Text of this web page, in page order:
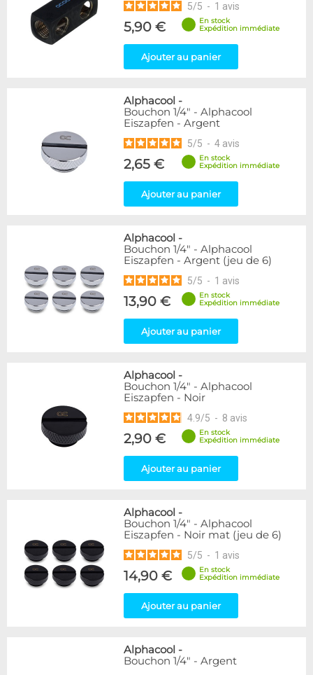
Couleur
Noir/Nickel
28
39
1
Coudé 90°
94
Droit
280
Raccord en Y
24
61
120
Mâle / Mâle
Filetage
153
1
4
12
Carré
4
Coudé 30°
Passe cloison
Raccord autobloquant
1
5
Disponibilité / Promotions
Articles en promotions
Appliquer
5/5 - 1 avis
5,90 €
En stock
Expédition immédiate
Ajouter au panier
Alphacool -
Bouchon 1/4" - Alphacool
Eiszapfen - Argent
5/5 - 4 avis
2,65 €
En stock
Expédition immédiate
Ajouter au panier
Alphacool -
Bouchon 1/4" - Alphacool
Eiszapfen - Argent (jeu de 6)
5/5 - 1 avis
13,90 €
En stock
Expédition immédiate
Ajouter au panier
Alphacool -
Bouchon 1/4" - Alphacool
Eiszapfen - Noir
4.9/5 - 8 avis
2,90 €
En stock
Expédition immédiate
Ajouter au panier
Alphacool -
Bouchon 1/4" - Alphacool
Eiszapfen - Noir mat (jeu de 6)
5/5 - 1 avis
14,90 €
En stock
Expédition immédiate
Ajouter au panier
Alphacool -
Bouchon 1/4" - Argent